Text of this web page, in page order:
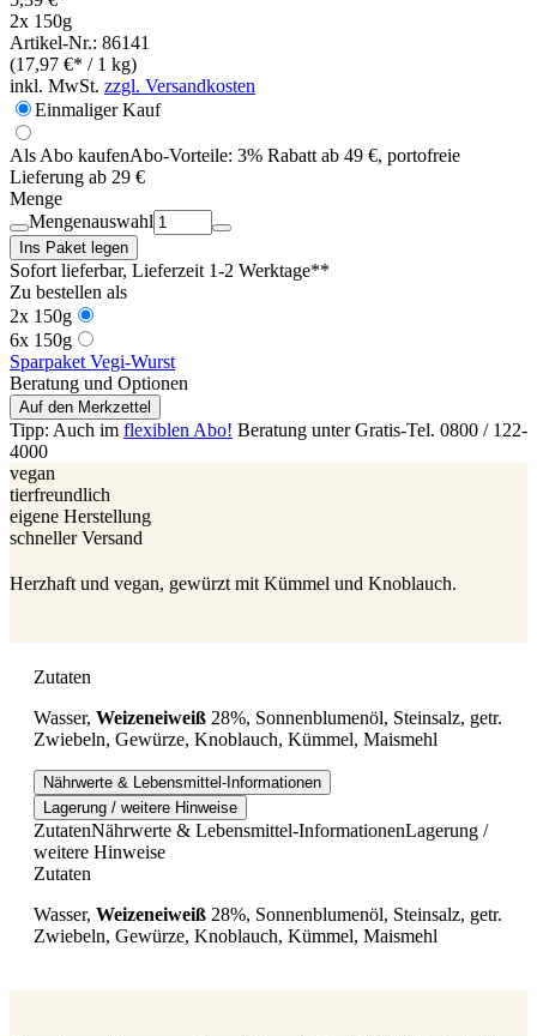
2x 150g
Artikel-Nr.: 86141
(17,97 €* / 1 kg)
inkl. MwSt. zzgl. Versandkosten
Einmaliger Kauf
Als Abo kaufenAbo-Vorteile: 3% Rabatt ab 49 €, portofreie
Lieferung ab 29 €
Menge
Mengenauswahl
Ins Paket legen
Sofort lieferbar, Lieferzeit 1-2 Werktage**
Zu bestellen als
2x 150g
6x 150g
Sparpaket Vegi-Wurst
Beratung und Optionen
Auf den Merkzettel
Tipp: Auch im flexiblen Abo! Beratung unter Gratis-Tel. 0800 / 122-
4000
vegan
tierfreundlich
eigene Herstellung
schneller Versand
Herzhaft und vegan, gewürzt mit Kümmel und Knoblauch.
Zutaten
Wasser, Weizeneiweiß 28%, Sonnenblumenöl, Steinsalz, getr.
Zwiebeln, Gewürze, Knoblauch, Kümmel, Maismehl
Nährwerte & Lebensmittel-Informationen
Lagerung / weitere Hinweise
ZutatenNährwerte & Lebensmittel-InformationenLagerung /
weitere Hinweise
Zutaten
Wasser, Weizeneiweiß 28%, Sonnenblumenöl, Steinsalz, getr.
Zwiebeln, Gewürze, Knoblauch, Kümmel, Maismehl